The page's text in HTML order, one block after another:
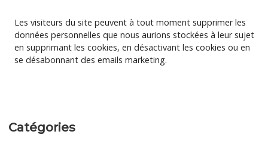
Les visiteurs du site peuvent à tout moment supprimer les
données personnelles que nous aurions stockées à leur sujet
en supprimant les cookies, en désactivant les cookies ou en
se désabonnant des emails marketing.
Catégories